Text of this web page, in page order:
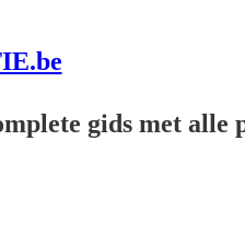
gids met alle